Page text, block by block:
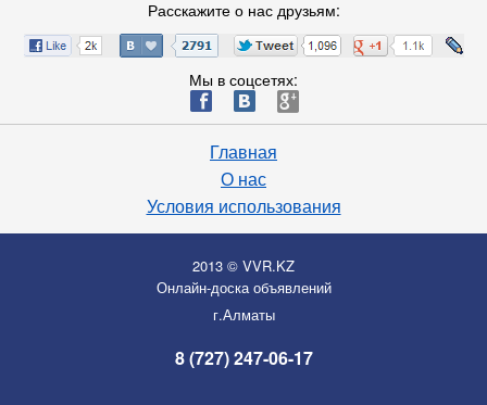
Расскажите о нас друзьям:
Мы в соцсетях:
ä æ è
Главная
О нас
Условия использования
2013 © VVR.KZ
Онлайн-доска объявлений
г.Алматы
8 (727) 247-06-17